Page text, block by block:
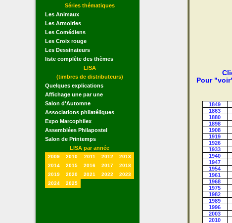
Séries thématiques
Les Animaux
Les Armoiries
Les Comédiens
Les Croix rouge
Les Dessinateurs
liste complète des thèmes
LISA
(timbres de distributeurs)
Quelques explications
Affichage une par une
Salon d'Automne
Associations philatéliques
Expo Marcophilex
Assemblées Philapostel
Salon de Printemps
LISA par année
2009 2010 2011 2012
2013
2014
2015 2016 2017
2018
2019
2020 2021 2022
2023
2024
2025
Pour
1849
1863
1880
1898
1908
1919
1926
1933
1940
1947
1954
1961
1968
1975
1982
1989
1996
2003
2010